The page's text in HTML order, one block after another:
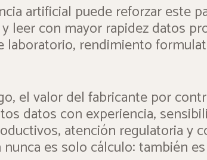
artificial puede reforzar este
leer con mayor rapidez datos
laboratorio, rendimiento
el valor del fabricante por
datos con experiencia,
atención regulatoria y
es solo cálculo: también